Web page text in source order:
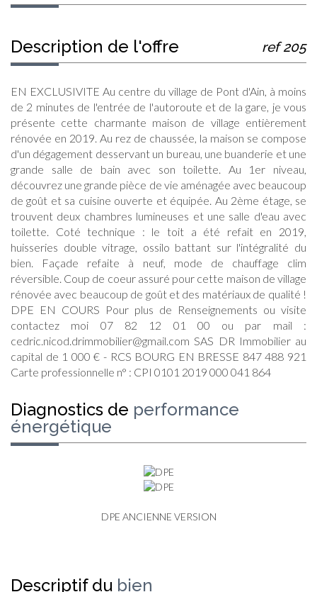
description de l'offre ref 205
EN EXCLUSIVITE Au centre du village de Pont d'Ain, à moins
de 2 minutes de l'entrée de l'autoroute et de la gare, je vous
présente cette charmante maison de village entièrement
rénovée en 2019. Au rez de chaussée, la maison se compose
d'un dégagement desservant un bureau, une buanderie et une
grande salle de bain avec son toilette. Au 1er niveau,
découvrez une grande pièce de vie aménagée avec beaucoup
de goût et sa cuisine ouverte et équipée. Au 2ème étage, se
trouvent deux chambres lumineuses et une salle d'eau avec
toilette. Coté technique : le toit a été refait en 2019,
huisseries double vitrage, ossilo battant sur l'intégralité du
bien. Façade refaite à neuf, mode de chauffage clim
réversible. Coup de coeur assuré pour cette maison de village
rénovée avec beaucoup de goût et des matériaux de qualité !
DPE EN COURS Pour plus de Renseignements ou visite
contactez moi 07 82 12 01 00 ou par mail :
cedric.nicod.drimmobilier@gmail.com SAS DR Immobilier au
capital de 1 000 € - RCS BOURG EN BRESSE 847 488 921
Carte professionnelle n° : CPI 0101 2019 000 041 864
diagnostics de performance
énergétique
DPE ANCIENNE VERSION
descriptif du bien